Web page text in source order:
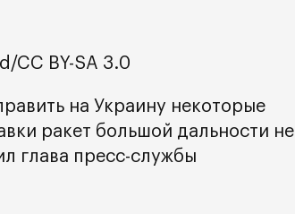
CC BY-SA 3.0
на Украину некоторые
ракет большой дальности не
глава пресс-службы